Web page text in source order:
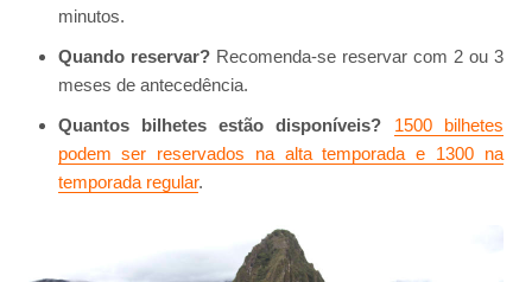
minutos.
Quando reservar?Recomenda-se reservar com 2 ou 3
meses de antecedência.
Quantos bilhetes estão disponíveis?
1500 bilhetes
podem ser reservados na alta temporada e 1300 na
temporada regular.